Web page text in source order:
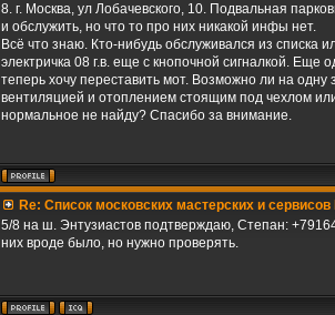
8. г. Москва, ул Лобачевского, 10. Подвальная
и обслужить, но что то про них никакой инфы нет.
Всё что знаю. Кто-нибудь обслуживался из
электричка 08 г.в. еще с кнопочной сигналкой.
теперь хочу переставить мот. Возможно ли на одну
вентиляцией и отоплением стоящим под чехлом
нормальное не найду? Спасибо за внимание.
Re: Список московских мастерских и
5/8 на ш. Энтузиастов подтверждаю, Степан:
них вроде было, но нужно проверять.